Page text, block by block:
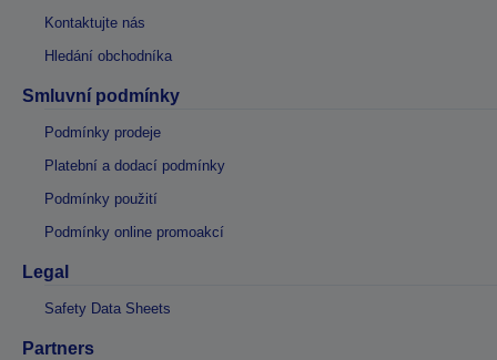
Kontaktujte nás
Hledání obchodníka
Smluvní podmínky
Podmínky prodeje
Platební a dodací podmínky
Podmínky použití
Podmínky online promoakcí
Legal
Safety Data Sheets
Partners